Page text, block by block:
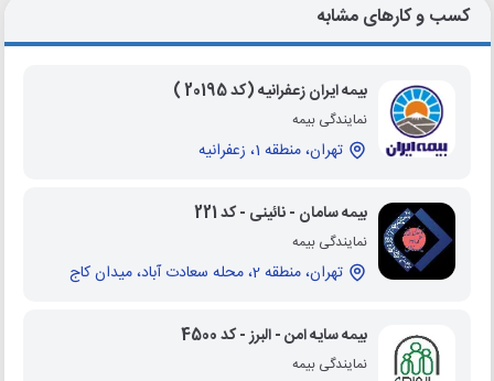
کسب و کارهای مشابه
بیمه ایران زعفرانیه (کد 20195 )
نمایندگی بیمه
تهران، منطقه 1، زعفرانیه
بیمه سامان - نائینی - کد 221
نمایندگی بیمه
تهران، منطقه 2، محله سعادت آباد، میدان کاج
بیمه سایه امن - البرز - کد 4500
نمایندگی بیمه